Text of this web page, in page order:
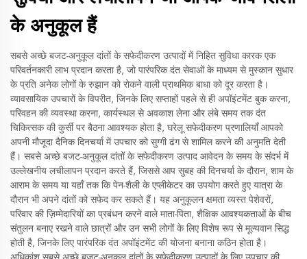
के अनुकूल हैं
सबसे अच्छे बजट-अनुकूल दांतों के सफेदीकरण उत्पादों में निहित सुविधा कारक एक
परिवर्तनकारी लाभ प्रदान करता है, जो पारंपरिक दंत सेवाओं के माध्यम से मुस्कान सुधार
के प्रति अनेक लोगों के रुझान को रोकने वाली प्राथमिक बाधा को दूर करता है।
व्यावसायिक उपचारों के विपरीत, जिनके लिए सप्ताहों पहले से ही अपॉइंटमेंट बुक करना,
परिवहन की व्यवस्था करना, कार्यस्थल से अवकाश लेना और लंबे समय तक दंत
चिकित्सक की कुर्सी पर बैठना आवश्यक होता है, घरेलू सफेदीकरण प्रणालियाँ आपको
अपनी मौजूदा दैनिक दिनचर्या में उपचार को सुग्गी ढंग से शामिल करने की अनुमति देती
हैं। सबसे अच्छे बजट-अनुकूल दांतों के सफेदीकरण उत्पाद आवेदन के समय के संदर्भ में
उल्लेखनीय लचीलापन प्रदान करते हैं, जिससे आप सुबह की दिनचर्या के दौरान, शाम के
आराम के समय या यहाँ तक कि पेन-शैली के एप्लीकेटर का उपयोग करते हुए यात्रा के
दौरान भी अपने दांतों को सफेद कर सकते हैं। यह अनुकूलन क्षमता व्यस्त पेशेवरों,
परिवार की ज़िम्मेदारियों का प्रबंधन करने वाले माता-पिता, शैक्षिक आवश्यकताओं के बीच
संतुलन बनाए रखने वाले छात्रों और उन सभी लोगों के लिए विशेष रूप से मूल्यवान सिद्ध
होती है, जिनके लिए पारंपरिक दंत अपॉइंटमेंट की योजना बनाना कठिन होता है।